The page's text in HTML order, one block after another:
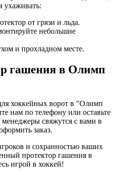
ухаживать:
от грязи и льда.
небольшие
и прохладном месте.
гашения в Олимп
хоккейных ворот в "Олимп
нам по телефону или оставьте
свяжутся с вами в
заказ.
и сохранностью ваших
протектор гашения в
игрой в хоккей!